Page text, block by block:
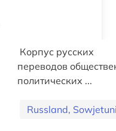
Корпус русских
переводов
политических ...
Russland,